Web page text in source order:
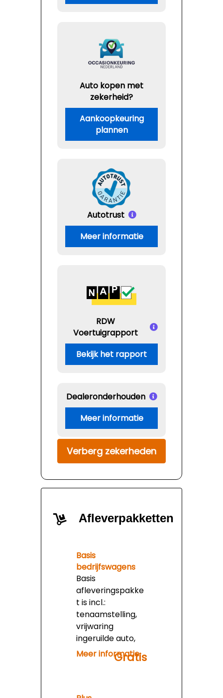
Auto kopen met
zekerheid?
Aankoopkeuring
plannen
Autotrust
Meer informatie
RDW
Voertuigrapport
Bekijk het rapport
Dealeronderhouden
Meer informatie
Verberg zekerheden
Afleverpakketten
Basis
bedrijfswagens
Basis
afleveringspakke
t is incl.:
tenaamstelling,
vrijwaring
ingeruilde auto,
afleveringsinspec
tie, geldige apk
Meer informatie
Gratis